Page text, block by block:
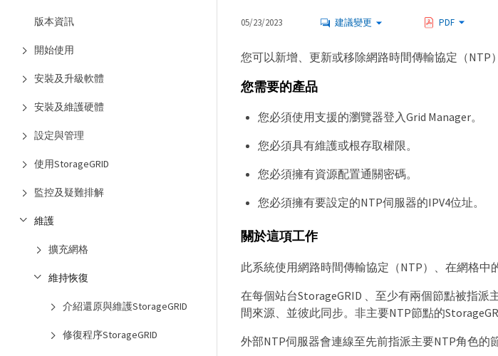
版本資訊
開始使用
安裝及升級軟體
安裝及維護硬體
設定與管理
使用StorageGRID
監控及疑難排解
維護
擴充網格
維持恢復
介紹還原與維護StorageGRID
修復程序StorageGRID
05/23/2023 建議變更 PDF
您可以新增、更新或移除網路時間傳輸協定（NTP
您需要的產品
您必須使用支援的瀏覽器登入Grid Manager。
您必須具有維護或根存取權限。
您必須擁有資源配置通關密碼。
您必須擁有要設定的NTP伺服器的IPV4位址。
關於這項工作
此系統使用網路時間傳輸協定（NTP）、在網格中
在每個站台StorageGRID 、至少有兩個節點被指
間來源、並彼此同步。非主要NTP節點的
外部NTP伺服器會連線至先前指派主要NTP角色的